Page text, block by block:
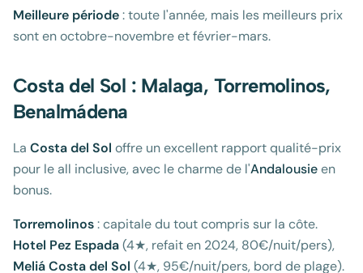
Meilleure période: toute l'année, mais les meilleurs prix
sont en octobre-novembre et février-mars.
Costa del Sol : Malaga, Torremolinos,
Benalmádena
La Costa del Sol offre un excellent rapport qualité-prix
pour le all inclusive, avec le charme de l'Andalousieen
bonus.
Torremolinos: capitale du tout compris sur la côte.
Hotel Pez Espada(4★, refait en 2024, 80€/nuit/pers),
Meliá Costa del Sol (4★, 95€/nuit/pers, bord de plage).